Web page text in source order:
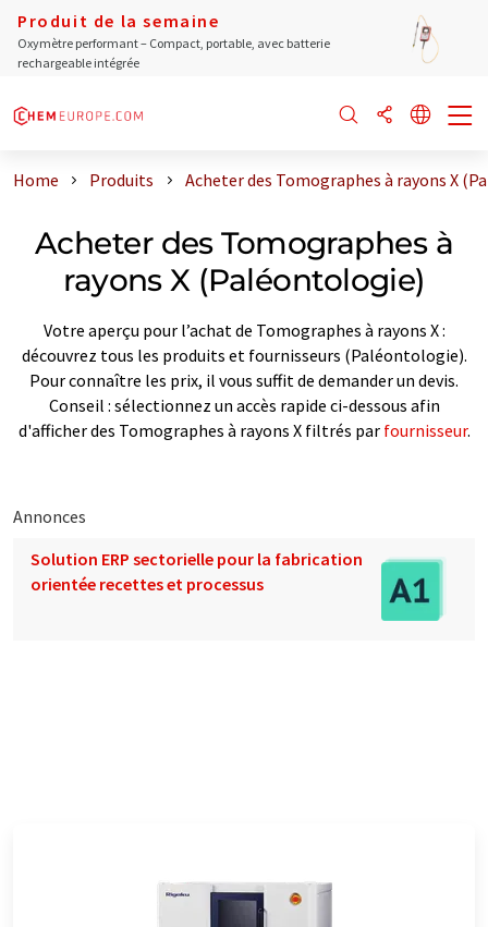
Produit de la semaine
Oxymètre performant – Compact, portable, avec batterie
rechargeable intégrée
Home Produits Acheter des Tomographes à rayons X
Acheter des Tomographes à
rayons X (Paléontologie)
Votre aperçu pour l’achat de Tomographes à rayons X :
découvrez tous les produits et fournisseurs (Paléontologie).
Pour connaître les prix, il vous suffit de demander un devis.
Conseil : sélectionnez un accès rapide ci-dessous afin
d'afficher des Tomographes à rayons X filtrés par fournisseur.
Annonces
Solution ERP sectorielle pour la fabrication
orientée recettes et processus